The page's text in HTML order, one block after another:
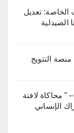
الخاصة: تعديل
الصيدلية
التتويج
” محاكاة لافتة
الإنساني